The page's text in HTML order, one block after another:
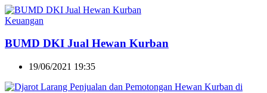
Keuangan
BUMD DKI Jual Hewan Kurban
19/06/2021 19:35